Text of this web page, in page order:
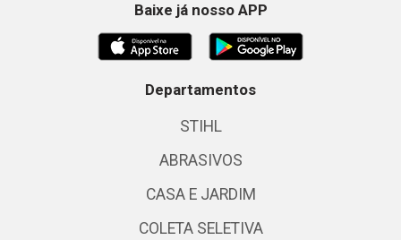
Baixe já nosso APP
Departamentos
STIHL
ABRASIVOS
CASA E JARDIM
COLETA SELETIVA